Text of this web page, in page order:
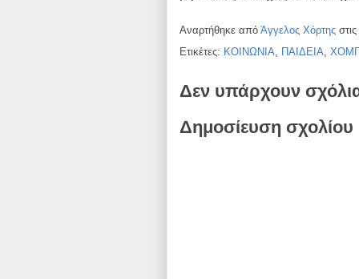
Αναρτήθηκε από Άγγελος Χόρτης στις
Ετικέτες: ΚΟΙΝΩΝΙΑ ΠΑΙΔΕΙΑ
Δεν υπάρχουν
Δημοσίευση σχολίου